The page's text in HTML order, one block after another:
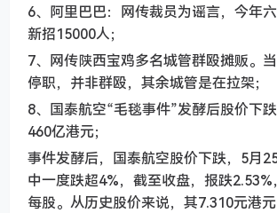
6、阿里巴巴：网传裁员为谣言，今年
新招15000人；
7、网传陕西宝鸡多名城管群殴摊贩。
停职，并非群殴，其余城管是在拉架；
8、国泰航空“毛毯事件”发酵后股价下
460亿港元；
事件发酵后，国泰航空股价下跌，5月
中一度跌超4%，截至收盘，报跌
每股。从历史股价来说，其7.310元港